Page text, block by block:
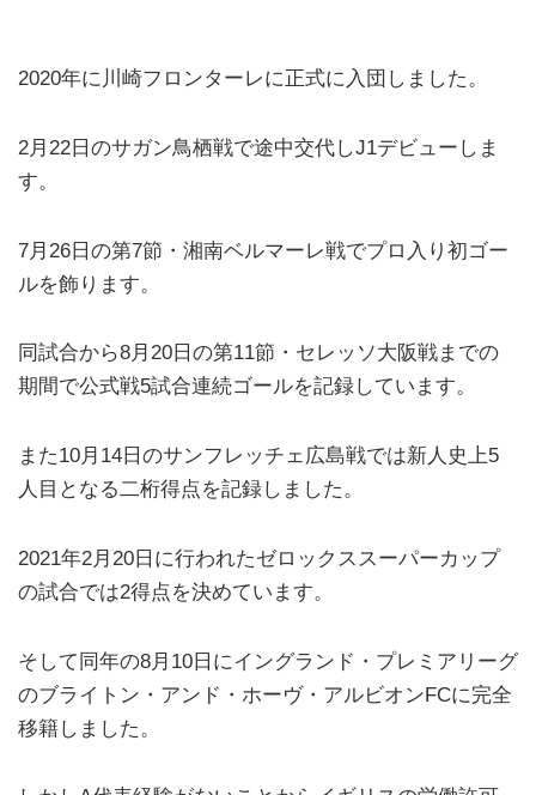
2020年に川崎フロンターレに正式に入団しました。
2月22日のサガン鳥栖戦で途中交代しJ1デビューしま
す。
7月26日の第7節・湘南ベルマーレ戦でプロ入り初ゴー
ルを飾ります。
同試合から8月20日の第11節・セレッソ大阪戦までの
期間で公式戦5試合連続ゴールを記録しています。
また10月14日のサンフレッチェ広島戦では新人史上5
人目となる二桁得点を記録しました。
2021年2月20日に行われたゼロックススーパーカップ
の試合では2得点を決めています。
そして同年の8月10日にイングランド・プレミアリーグ
のブライトン・アンド・ホーヴ・アルビオンFCに完全
移籍しました。